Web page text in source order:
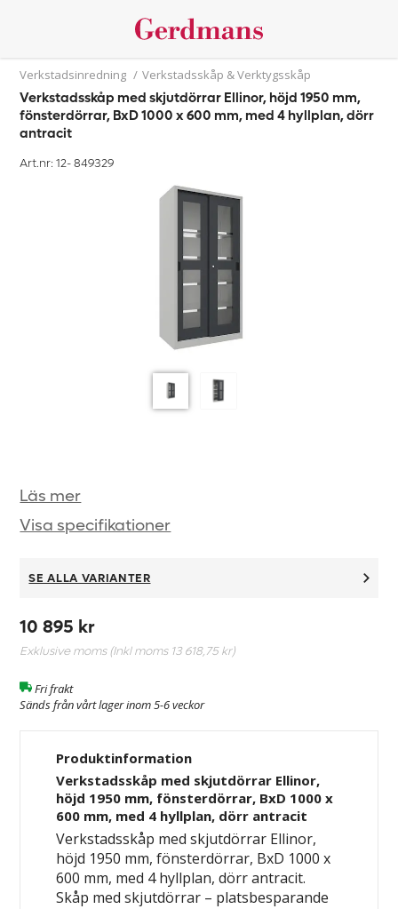
Verkstadsinredning / Verkstadsskåp & Verktygsskåp
Verkstadsskåp med skjutdörrar Ellinor, höjd 1950 mm,
fönsterdörrar, BxD 1000 x 600 mm, med 4 hyllplan, dörr
antracit
Art.nr: 12-849329
Läs mer
Visa specifikationer
SE ALLA VARIANTER
10 895 kr
Exklusive moms (Inkl moms 13 618,75 kr)
Fri frakt
Sänds från vårt lager inom 5-6 veckor
Produktinformation
Verkstadsskåp med skjutdörrar Ellinor,
höjd 1950 mm, fönsterdörrar, BxD 1000 x
600 mm, med 4 hyllplan, dörr antracit
Verkstadsskåp med skjutdörrar Ellinor,
höjd 1950 mm, fönsterdörrar, BxD 1000 x
600 mm, med 4 hyllplan, dörr antracit.
Skåp med skjutdörrar – platsbesparande